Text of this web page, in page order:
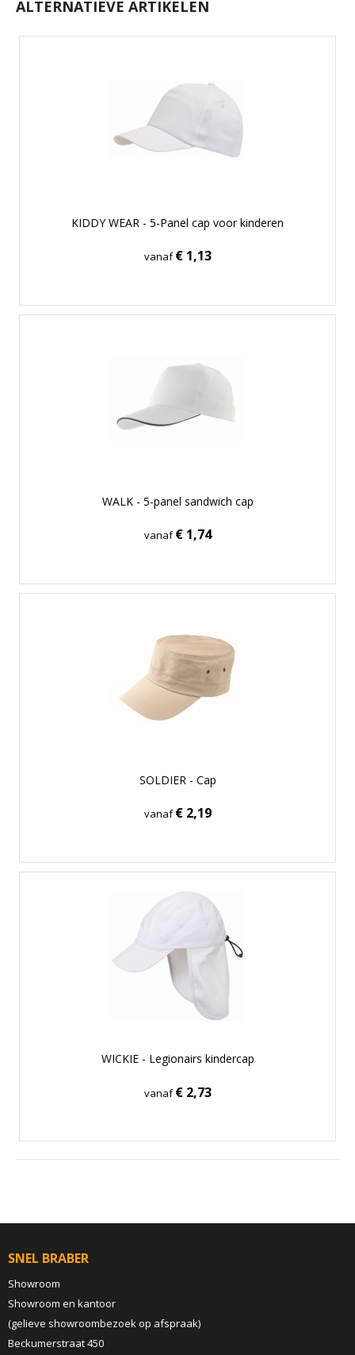
ALTERNATIEVE ARTIKELEN
KIDDY WEAR - 5-Panel cap voor kinderen
vanaf€ 1,13
WALK - 5-panel sandwich cap
vanaf€ 1,74
SOLDIER - Cap
vanaf€ 2,19
WICKIE - Legionairs kindercap
vanaf€ 2,73
SNEL BRABER
Showroom
Showroom en kantoor
(gelieve showroombezoek op afspraak)
Beckumerstraat 450